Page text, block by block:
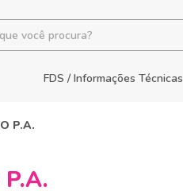
FDS / Informações Técnicas
P.A.